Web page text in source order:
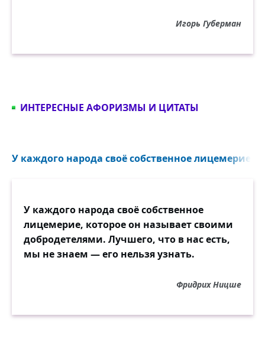
Игорь Губерман
ИНТЕРЕСНЫЕ АФОРИЗМЫ И ЦИТАТЫ
У каждого народа своё собственное лицемерие...
У каждого народа своё собственное
лицемерие, которое он называет своими
добродетелями. Лучшего, что в нас есть,
мы не знаем — его нельзя узнать.
Фридрих Ницше